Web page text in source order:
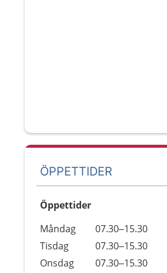
ÖPPETTIDER
Öppettider
Dag
Öppettider
Kommentarer
Måndag
07.30–15.30
Tisdag
07.30–15.30
Onsdag
07.30–15.30